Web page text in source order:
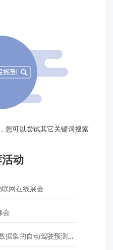
您可以尝试其它关键词搜索
动
网在线展会
会
自动驾驶预测模型挑战赛